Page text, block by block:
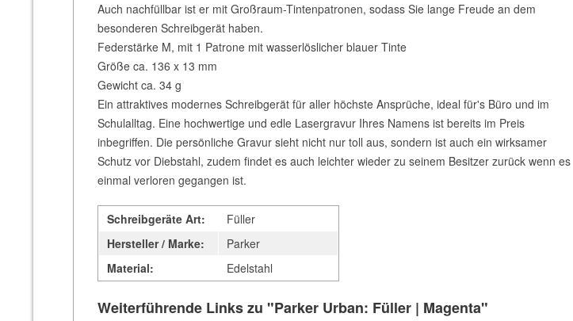
Auch nachfüllbar ist er mit Großraum-Tintenpatronen, sodass Sie lange Freude an dem
besonderen Schreibgerät haben.
Federstärke M, mit 1 Patrone mit wasserlöslicher blauer Tinte
Größe ca. 136 x 13 mm
Gewicht ca. 34 g
Ein attraktives modernes Schreibgerät für aller höchste Ansprüche, ideal für's Büro und im
Schulalltag. Eine hochwertige und edle Lasergravur Ihres Namens ist bereits im Preis
inbegriffen. Die persönliche Gravur sieht nicht nur toll aus, sondern ist auch ein wirksamer
Schutz vor Diebstahl, zudem findet es auch leichter wieder zu seinem Besitzer zurück wenn es
einmal verloren gegangen ist.
Schreibgeräte Art:
Füller
Hersteller / Marke:
Parker
Material:
Edelstahl
Weiterführende Links zu "Parker Urban: Füller | Magenta"